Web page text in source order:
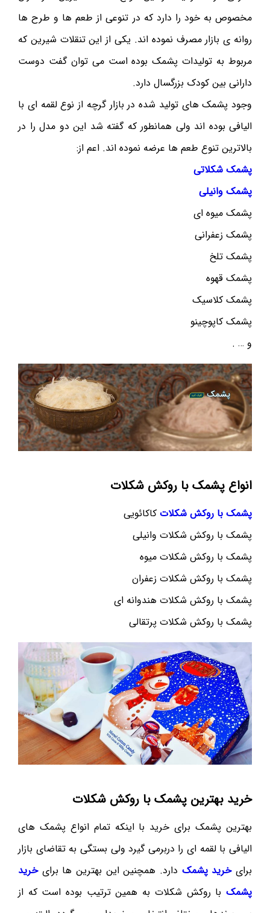
مخصوص به خود را دارد که در تنوعی از طعم ها و طرح ها
روانه ی بازار مصرف نموده اند. یکی از این تنقلات شیرین که
مربوط به تولیدات پشمک بوده است می توان گفت دوست
دارانی بین کودک بزرگسال دارد.
وجود پشمک های تولید شده در بازار گرچه از نوع لقمه ای با
الیافی بوده اند ولی همانطور که گفته شد این دو مدل را در
بالاترین تنوع طعم ها عرضه نموده اند. اعم از:
پشمک شکلاتی
پشمک وانیلی
پشمک میوه ای
پشمک زعفرانی
پشمک تلخ
پشمک قهوه
پشمک کلاسیک
پشمک کاپوچینو
و … .
انواع پشمک با روکش شکلات
پشمک با روکش شکلات کاکائویی
پشمک با روکش شکلات وانیلی
پشمک با روکش شکلات میوه
پشمک با روکش شکلات زعفران
پشمک با روکش شکلات هندوانه ای
پشمک با روکش شکلات پرتقالی
خرید بهترین پشمک با روکش شکلات
بهترین پشمک برای خرید با اینکه تمام انواع پشمک های
الیافی با لقمه ای را دربرمی گیرد ولی بستگی به تقاضای بازار
برایخرید پشمک دارد. همچنین این بهترین ها برایخرید
پشمک با روکش شکلات به همین ترتیب بوده است که از